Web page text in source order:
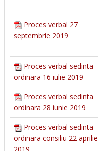
Proces verbal 27
septembrie 2019
Proces verbal sedinta
ordinara 16 iulie 2019
Proces verbal sedinta
ordinara 28 iunie 2019
Proces verbal sedinta
ordinara consiliu 22 aprilie
2019